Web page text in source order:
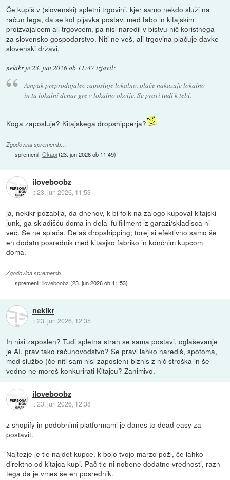
Če kupiš v (slovenski) spletni trgovini, kjer samo nekdo služi na
račun tega, da se kot pijavka postavi med tabo in kitajskim
proizvajalcem ali trgovcem, pa nisi naredil v bistvu nič koristnega
za slovensko gospodarstvo. Niti ne veš, ali trgovina plačuje davke
slovenski državi.
nekikrje23. jun 2026 ob 11:47izjavil:
Ampak preprodajalec zaposluje lokalno, plače nakazuje lokalno
in ta lokalni denar gre v lokalno okolje. Se pravi tudi k tebi.
Koga zaposluje? Kitajskega dropshipperja?
Zgodovina sprememb…
spremenil:Okapi(23. jun 2026 ob 11:49)
iloveboobz
::23. jun 2026, 11:53
ja, nekikr pozablja, da dnenov, k bi folk na zalogo kupoval kitajski
junk, ga skladišču doma in delal fulfillment iz garazi/skladisca ni
več. Se ne splača. Delaš dropshipping; torej si efektivno samo še
en dodatn posrednik med kitasjko fabriko in končnim kupcom
doma.
Zgodovina sprememb…
spremenil:iloveboobz (23. jun 2026 ob 11:53)
nekikr
::23. jun 2026, 12:35
In nisi zaposlen? Tudi spletna stran se sama postavi, oglaševanje
je AI, prav tako računovodstvo? Se pravi lahko narediš, spotoma,
med službo (če niti sam nisi zaposlen) biznis z nič stroška in še
vedno ne moreš konkurirati Kitajcu? Zanimivo.
iloveboobz
::23. jun 2026, 12:38
z shopify in podobnimi platformami je danes to dead easy za
postavit.
Najtezje je tle najdet kupce, k bojo tvojo marzo požl, če lahko
direktno od kitajca kupi. Pač tle ni nobene dodatne vrednosti, razn
tega da je vmes še en posrednik.